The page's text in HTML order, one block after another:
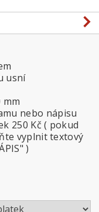
usní
mm
nebo nápisu
250 Kč ( pokud
vyplnit textový
)